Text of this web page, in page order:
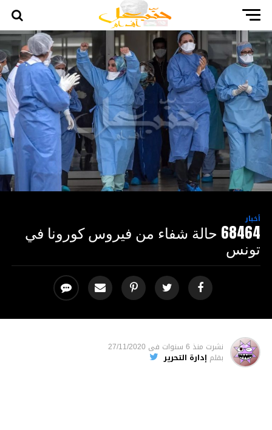
أخبار
68464 حالة شفاء من فيروس كورونا في
تونس
نشرت منذ 6 سنوات فى 27/11/2020
بقلم إدارة التحرير